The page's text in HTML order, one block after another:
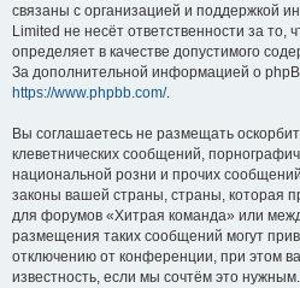
связаны с организацией и поддержкой
Limited не несёт ответственности за
определяет в качестве допустимого
За дополнительной информацией о
https://www.phpbb.com/.
Вы соглашаетесь не размещать
клеветнических сообщений,
национальной розни и прочих
законы вашей страны, страны, которая
для форумов «Хитрая команда» или
размещения таких сообщений могут
отключению от конференции, при этом
известность, если мы сочтём это